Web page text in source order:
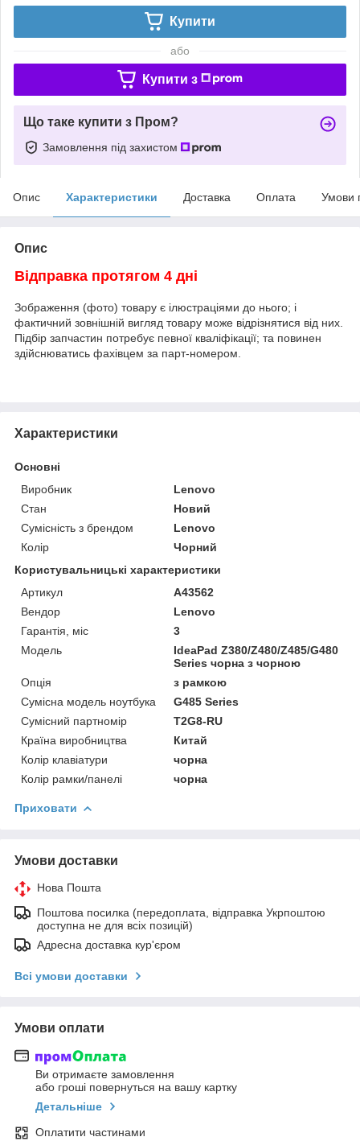
Купити
або
Купити з
Що таке купити з Пром?
Замовлення під захистом
Опис Характеристики Доставка Оплата Умови
Опис
Відправка протягом 4 дні
Зображення (фото) товару є ілюстраціями до нього; і
фактичний зовнішній вигляд товару може відрізнятися від них.
Підбір запчастин потребує певної кваліфікації; та повинен
здійснюватись фахівцем за парт-номером.
Характеристики
Основні
Виробник
Lenovo
Стан
Новий
Сумісність з брендом
Lenovo
Колір
Чорний
Користувальницькі характеристики
Артикул
A43562
Вендор
Lenovo
Гарантія, міс
3
Мoдель
IdeaPad Z380/Z480/Z485/G480
Series чорна з чорною
Опція
з рамкою
Сумісна модель ноутбука
G485 Series
Сумісний партномір
T2G8-RU
Країна виробництва
Китай
Колір клавіатури
чорна
Колір рамки/панелі
чорна
Приховати
Умови доставки
Нова Пошта
Поштова посилка (передоплата, відправка Укрпоштою
доступна не для всіх позицій)
Адресна доставка кур'єром
Всі умови доставки
Умови оплати
Ви отримаєте замовлення
або гроші повернуться на вашу картку
Детальніше
Оплатити частинами